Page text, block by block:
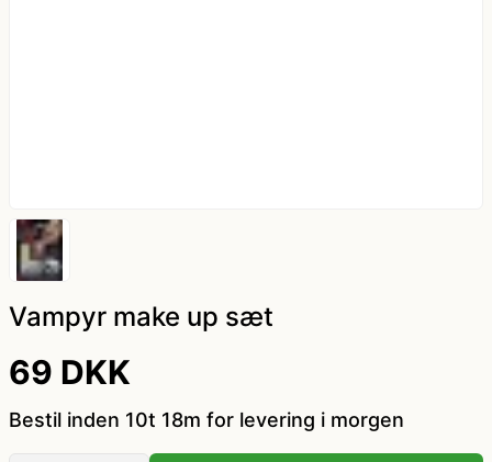
Græsk gud kostume
Hatte og masker
Hawaii skjorte og kostumer
Vinter
Vampyr make up sæt
69 DKK
Bestil inden 10t 18m for levering i morgen